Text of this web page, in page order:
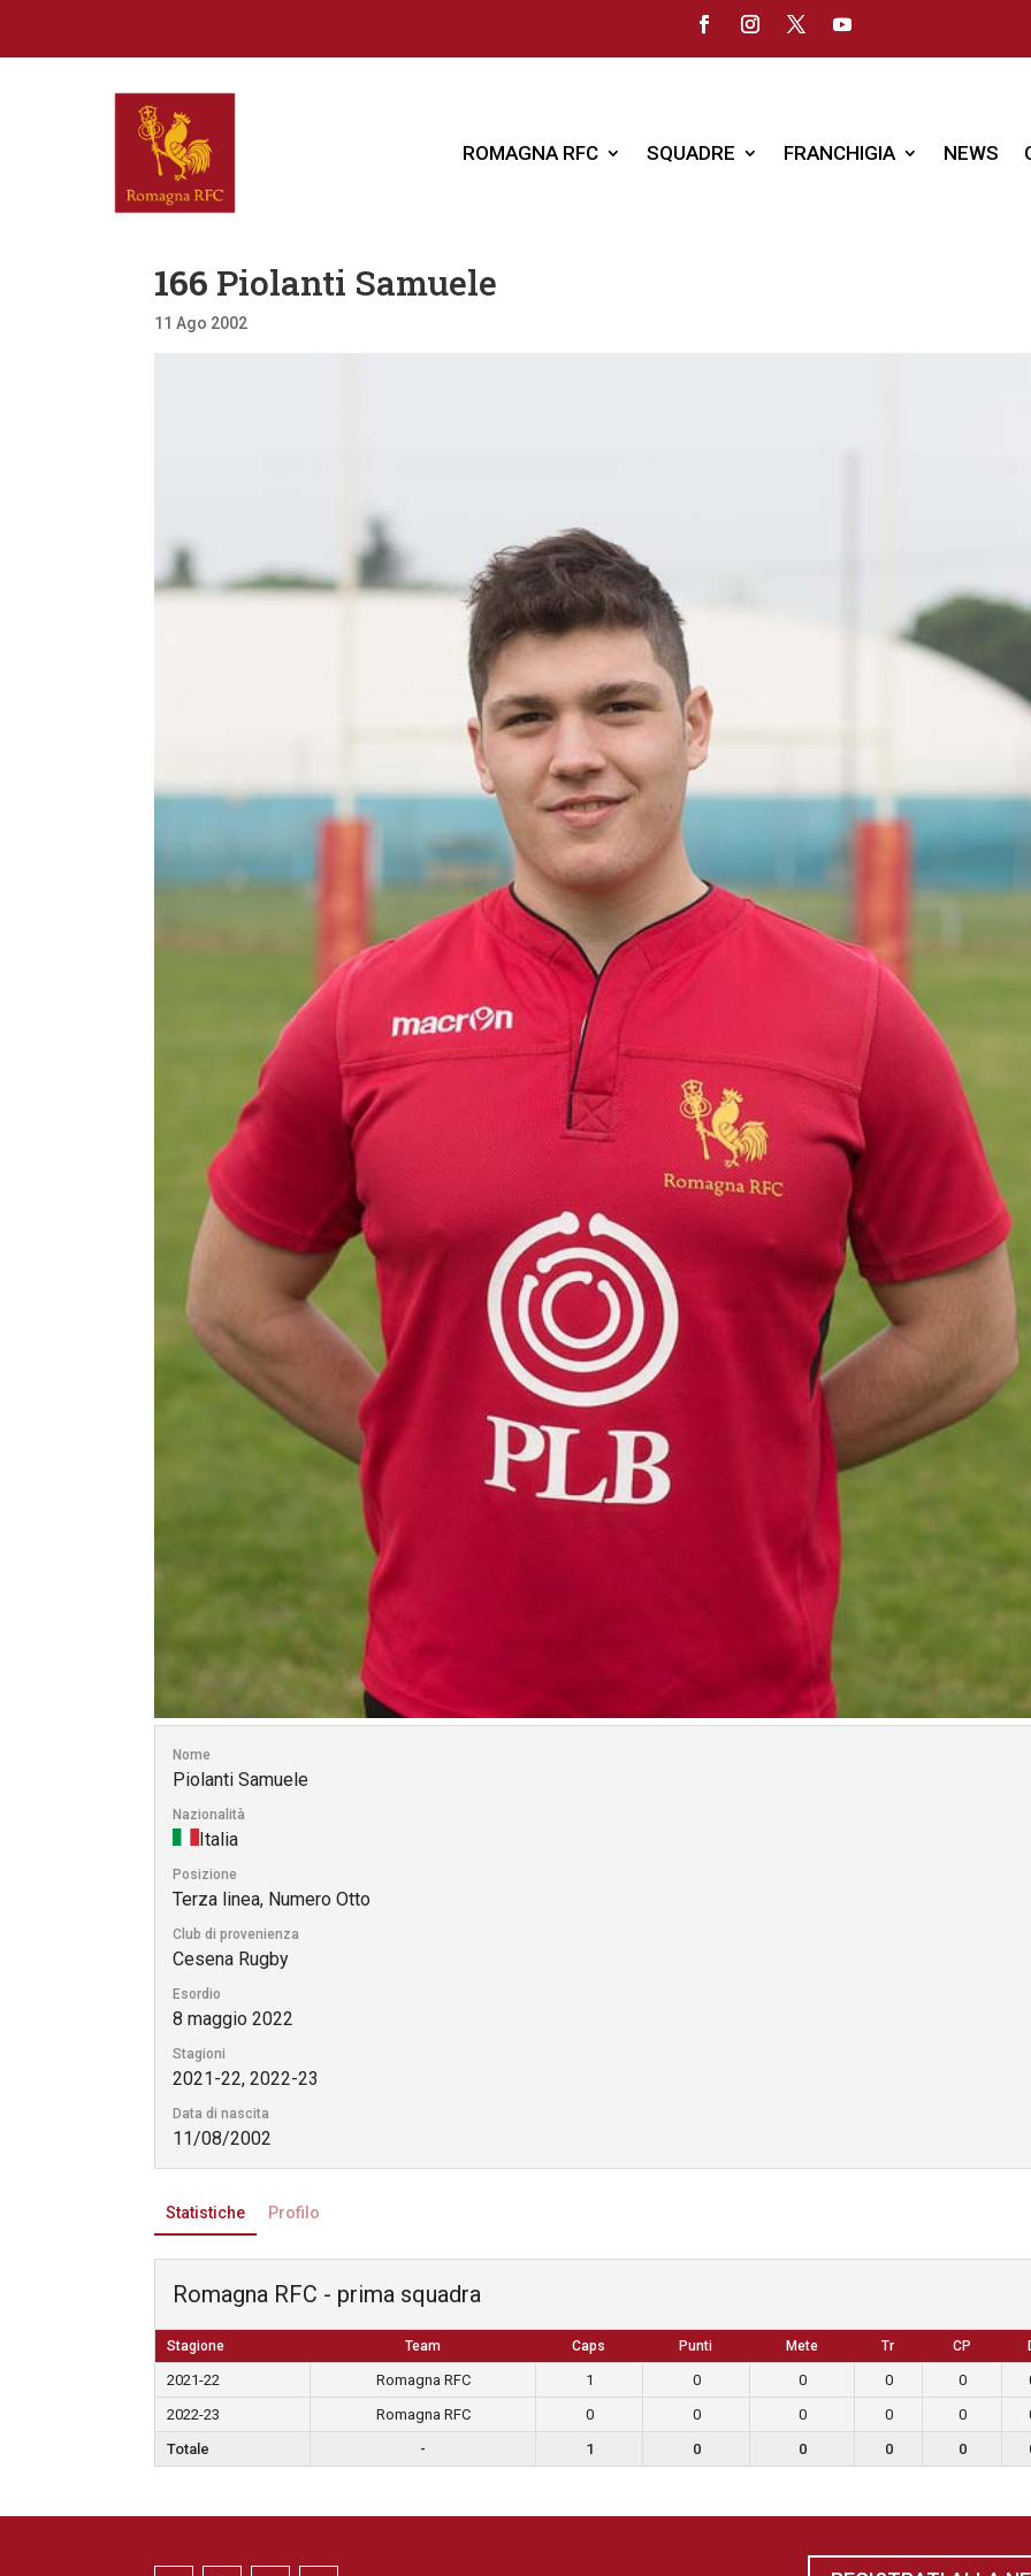
ROMAGNA RFC SQUADRE FRANCHIGIA NEWS
166 Piolanti Samuele
11 Ago 2002
Nome
Piolanti Samuele
Nazionalità
Italia
Posizione
Terza linea, Numero Otto
Club di provenienza
Cesena Rugby
Esordio
8 maggio 2022
Stagioni
2021-22, 2022-23
Data di nascita
11/08/2002
Statistiche Profilo
Romagna RFC - prima squadra
Stagione Team Caps Punti Mete Tr CP
2021-22 Romagna RFC 1 0 0 0 0
2022-23
Romagna RFC 0 0 0 0 0
Totale
- 1 0 0 0 0